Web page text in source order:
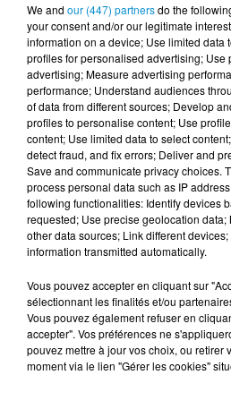
DERNIERS
24 juillet 2026
Les
23 juillet 2026
Les
We and our (447) partnersdo the
your consent and/or our legitimate
information on a device; Use limited data
profiles for personalised advertising; Use
advertising; Measure advertising
performance; Understand audiences
of data from different sources; Develop
profiles to personalise content; Use
content; Use limited data to select
detect fraud, and fix errors; Deliver and
Save and communicate privacy choices.
process personal data such as IP
following functionalities: Identify devices
requested; Use precise geolocation
other data sources; Link different
information transmitted automatically.
Vous pouvez accepter en cliquant sur
sélectionnant les finalités et/ou
Vous pouvez également refuser en
accepter". Vos préférences ne
pouvez mettre à jour vos choix, ou retirer
moment via le lien "Gérer les cookies"